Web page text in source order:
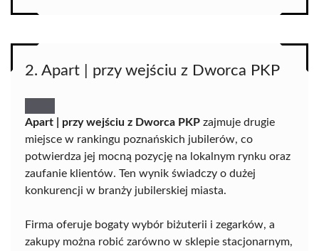
2. Apart | przy wejściu z Dworca PKP
Apart | przy wejściu z Dworca PKP zajmuje drugie
miejsce w rankingu poznańskich jubilerów, co
potwierdza jej mocną pozycję na lokalnym rynku oraz
zaufanie klientów. Ten wynik świadczy o dużej
konkurencji w branży jubilerskiej miasta.
Firma oferuje bogaty wybór biżuterii i zegarków, a
zakupy można robić zarówno w sklepie stacjonarnym,